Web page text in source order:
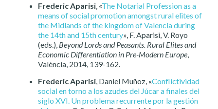
Frederic Aparisi, «The Notarial Profession as a
means of social promotion amongst rural elites of
the Midlands of the kingdom of Valencia during
the 14th and 15th century», F. Aparisi, V. Royo
(eds.), Beyond Lords and Peasants. Rural Elites and
Economic Differentiation in Pre-Modern Europe,
València, 2014, 139-162.
Frederic Aparisi, Daniel Muñoz, «Conflictividad
social en torno a los azudes del Júcar a finales del
siglo XVI. Un problema recurrente por la gestión